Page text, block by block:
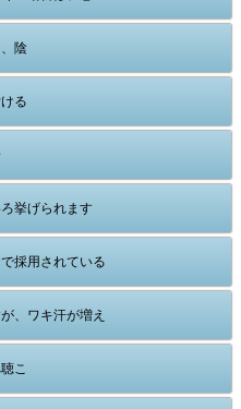
陰
る
挙げられます
採用されている
、ワキ汗が増え
こ